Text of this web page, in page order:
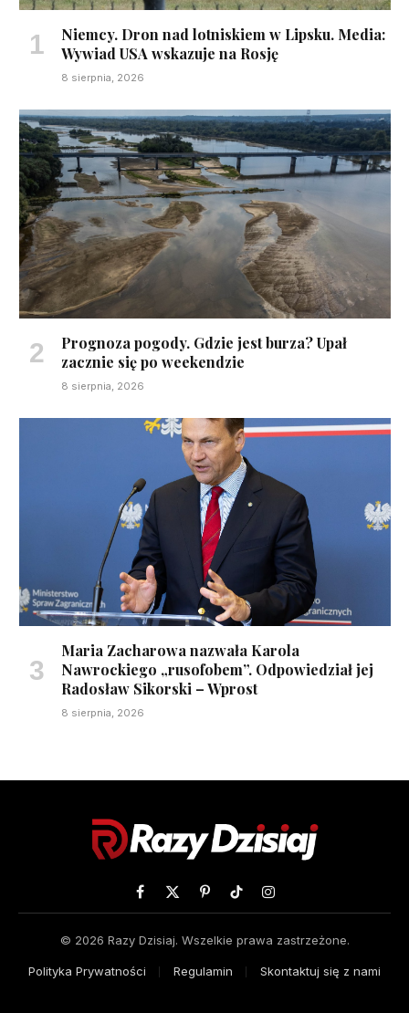
Niemcy. Dron nad lotniskiem w Lipsku. Media:
Wywiad USA wskazuje na Rosję
8 sierpnia, 2026
Prognoza pogody. Gdzie jest burza? Upał
zacznie się po weekendzie
8 sierpnia, 2026
Maria Zacharowa nazwała Karola
Nawrockiego „rusofobem”. Odpowiedział jej
Radosław Sikorski – Wprost
8 sierpnia, 2026
Facebook
X
PinterestTikTokInstagram
© 2026 Razy Dzisiaj. Wszelkie prawa zastrzeżone.
Polityka Prywatności Regulamin Skontaktuj się z nami